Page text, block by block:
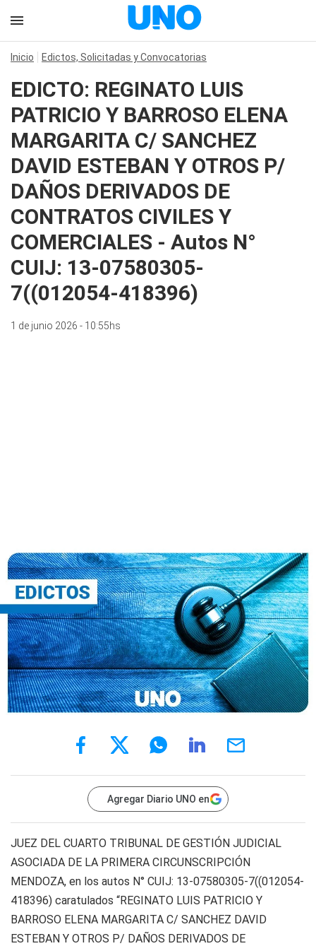
Inicio Edictos, Solicitadas y Convocatorias
EDICTO: REGINATO LUIS
PATRICIO Y BARROSO ELENA
MARGARITA C/ SANCHEZ
DAVID ESTEBAN Y OTROS P/
DAÑOS DERIVADOS DE
CONTRATOS CIVILES Y
COMERCIALES - Autos N°
CUIJ: 13-07580305-
7((012054-418396)
1 de junio 2026 - 10:55hs
Agregar Diario UNO en
JUEZ DEL CUARTO TRIBUNAL DE GESTIÓN JUDICIAL
ASOCIADA DE LA PRIMERA CIRCUNSCRIPCIÓN
MENDOZA, en los autos N° CUIJ: 13-07580305-7((012054-
418396) caratulados “REGINATO LUIS PATRICIO Y
BARROSO ELENA MARGARITA C/ SANCHEZ DAVID
ESTEBAN Y OTROS P/ DAÑOS DERIVADOS DE